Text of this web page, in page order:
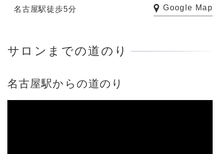
名古屋駅徒歩5分 Google Map
サロンまでの道のり
名古屋駅からの道のり